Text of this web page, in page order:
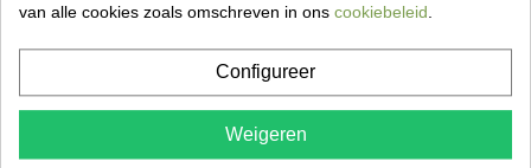
Grasmatten aanleggen: stap-voor-stap gids
voor een perfect gazon
Wil je snel een mooi, groen gazon? Ontdek hoe je
van alle cookies zoals omschreven in ons cookiebeleid
Configureer
Weigeren